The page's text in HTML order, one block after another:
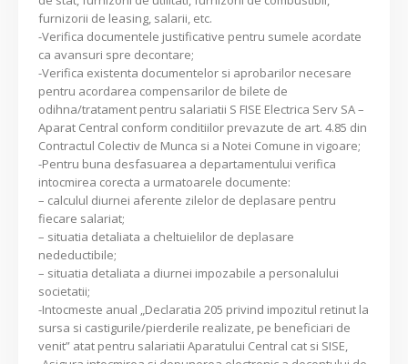
furnizorii de leasing, salarii, etc.
-Verifica documentele justificative pentru sumele acordate
ca avansuri spre decontare;
-Verifica existenta documentelor si aprobarilor necesare
pentru acordarea compensarilor de bilete de
odihna/tratament pentru salariatii S FISE Electrica Serv SA –
Aparat Central conform conditiilor prevazute de art. 4.85 din
Contractul Colectiv de Munca si a Notei Comune in vigoare;
-Pentru buna desfasuarea a departamentului verifica
intocmirea corecta a urmatoarele documente:
– calculul diurnei aferente zilelor de deplasare pentru
fiecare salariat;
– situatia detaliata a cheltuielilor de deplasare
nedeductibile;
– situatia detaliata a diurnei impozabile a personalului
societatii;
-Intocmeste anual „Declaratia 205 privind impozitul retinut la
sursa si castigurile/pierderile realizate, pe beneficiari de
venit” atat pentru salariatii Aparatului Central cat si SISE,